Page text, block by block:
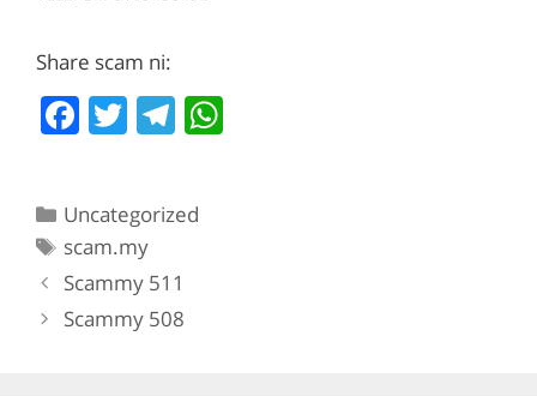
deskripsi Sumber
Share scam ni:
F
a
e
b
o
o
T
w
er
T
el
gr
a
m
Categories
Uncategorized
Tags
scam.my
Scammy 511
Scammy 508